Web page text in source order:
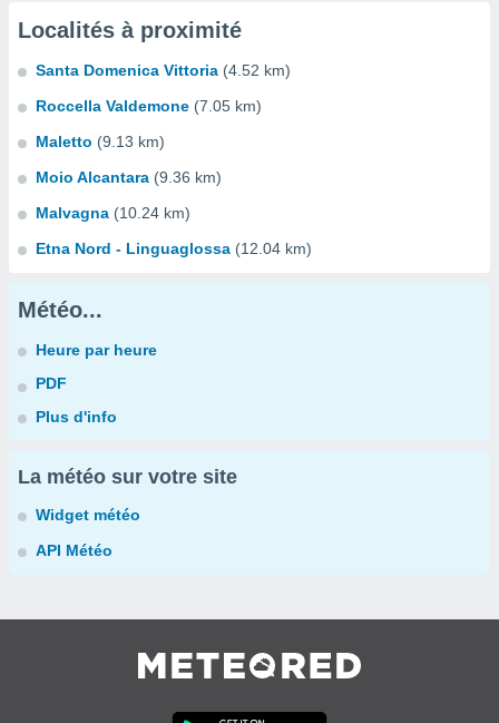
Localités à proximité
Santa Domenica Vittoria (4.52 km)
Roccella Valdemone (7.05 km)
Maletto (9.13 km)
Moio Alcantara (9.36 km)
Malvagna (10.24 km)
Etna Nord - Linguaglossa (12.04 km)
Météo...
Heure par heure
PDF
Plus d'info
La météo sur votre site
Widget météo
API Météo